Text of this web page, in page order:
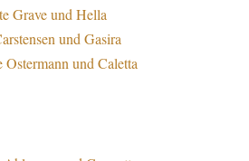
Grave und Hella
und Gasira
und Caletta